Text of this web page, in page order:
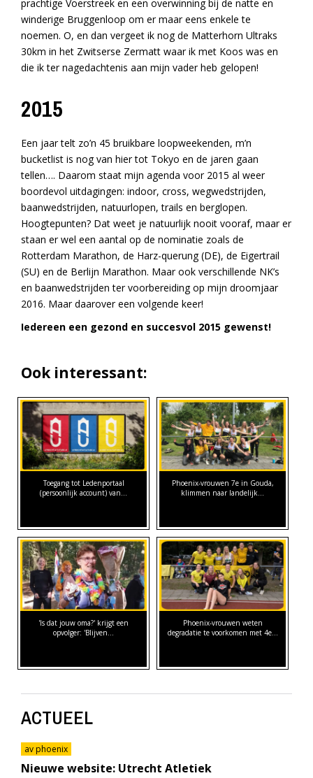
prachtige Voerstreek en een overwinning bij de natte en
winderige Bruggenloop om er maar eens enkele te
noemen. O, en dan vergeet ik nog de Matterhorn Ultraks
30km in het Zwitserse Zermatt waar ik met Koos was en
die ik ter nagedachtenis aan mijn vader heb gelopen!
2015
Een jaar telt zo’n 45 bruikbare loopweekenden, m’n
bucketlist is nog van hier tot Tokyo en de jaren gaan
tellen…. Daarom staat mijn agenda voor 2015 al weer
boordevol uitdagingen: indoor, cross, wegwedstrijden,
baanwedstrijden, natuurlopen, trails en berglopen.
Hoogtepunten? Dat weet je natuurlijk nooit vooraf, maar er
staan er wel een aantal op de nominatie zoals de
Rotterdam Marathon, de Harz-querung (DE), de Eigertrail
(SU) en de Berlijn Marathon. Maar ook verschillende NK’s
en baanwedstrijden ter voorbereiding op mijn droomjaar
2016. Maar daarover een volgende keer!
Iedereen een gezond en succesvol 2015 gewenst!
Ook interessant:
Toegang tot Ledenportaal
(persoonlijk account) van…
Phoenix-vrouwen 7e in Gouda,
klimmen naar landelijk…
'Is dat jouw oma?' krijgt een
opvolger: 'Blijven…
Phoenix-vrouwen weten
degradatie te voorkomen met 4e…
ACTUEEL
av phoenix
Nieuwe website: Utrecht Atletiek